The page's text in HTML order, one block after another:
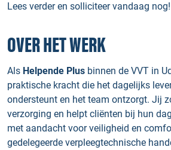
Lees verder en solliciteer vandaag nog!
OVER HET WERK
Als Helpende Plus binnen de VVT in
praktische kracht die het dagelijks
ondersteunt en het team ontzorgt. Jij
verzorging en helpt cliënten bij hun
met aandacht voor veiligheid en
gedelegeerde verpleegtechnische